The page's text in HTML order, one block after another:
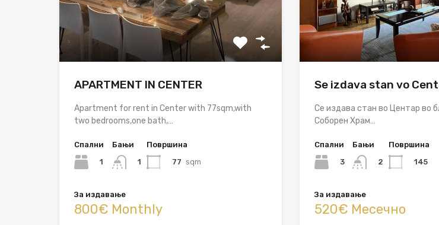
APARTMENT IN CENTER
Apartment for rent in Center with 77sqm,with
two bedrooms,one bath,…
Спални
1
Бањи
1
Површина
77 sqm
За издавање
800€ Monthly
Se izdava stan vo
Се издава стан во Центар во
Соборен Храм…
Спални
3
Бањи
2
Површина
145
За издавање
520€ Месечно